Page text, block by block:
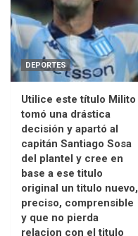
DEPORTES
Utilice este título Milito
tomó una drástica
decisión y apartó al
capitán Santiago Sosa
del plantel y cree en
base a ese titulo
original un titulo nuevo,
preciso, comprensible
y que no pierda
relacion con el titulo